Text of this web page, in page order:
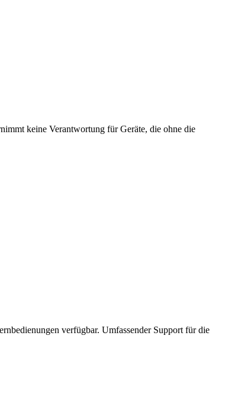
keine Verantwortung für Geräte, die ohne die
verfügbar. Umfassender Support für die